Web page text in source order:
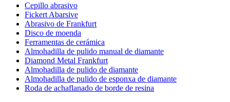
Cepillo abrasivo
Fickert Abarsive
Abrasivo de Frankfurt
Disco de moenda
Ferramentas de cerámica
Almohadilla de pulido manual de diamante
Diamond Metal Frankfurt
Almohadilla de pulido de diamante
Almohadilla de pulido de esponxa de diamante
Roda de achaflanado de borde de resina